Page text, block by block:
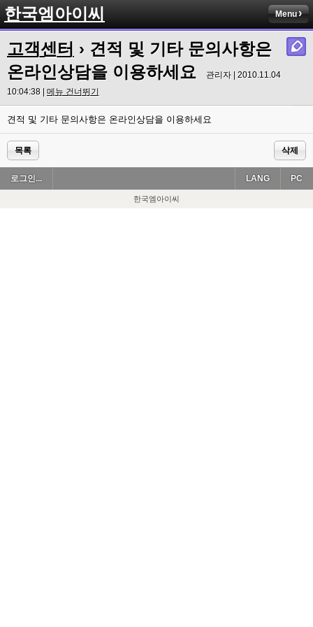
한국엠아이씨 Menu
고객센터 › 견적 및 기타 문의사항은
온라인상담을 이용하세요
관리자 | 2010.11.04
10:04:38 | 메뉴 건너뛰기
견적 및 기타 문의사항은 온라인상담을 이용하세요
목록 삭제
로그인... PC
LANG
한국엠아이씨